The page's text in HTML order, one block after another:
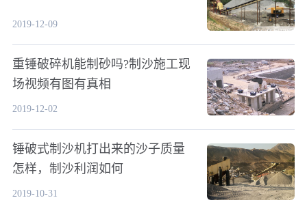
2019-12-09
重锤破碎机能制砂吗?制沙施工现
场视频有图有真相
2019-12-02
锤破式制沙机打出来的沙子质量
怎样，制沙利润如何
2019-10-31